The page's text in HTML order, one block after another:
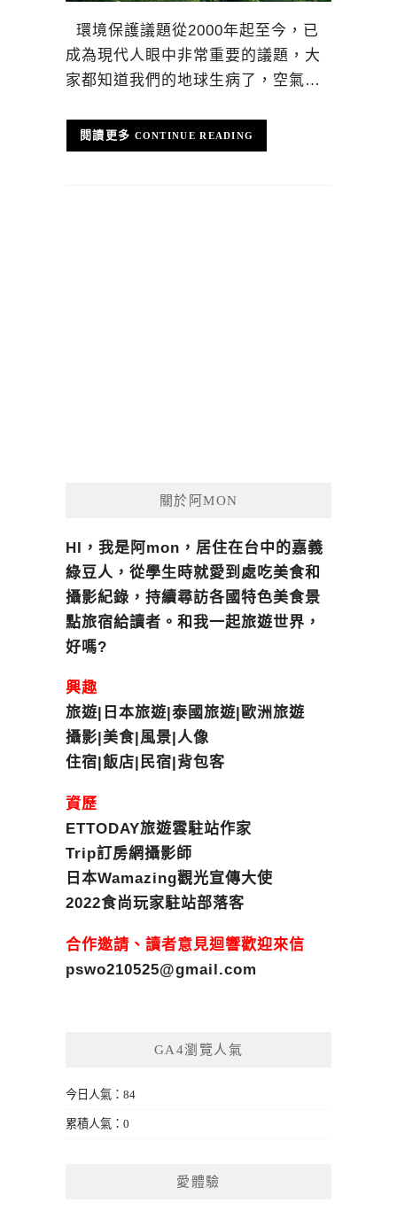
環境保護議題從2000年起至今，已
成為現代人眼中非常重要的議題，大
家都知道我們的地球生病了，空氣…
CONTINUE READING
關於阿MON
HI，我是阿mon，居住在台中的嘉義
綠豆人，從學生時就愛到處吃美食和
攝影紀錄，持續尋訪各國特色美食景
點旅宿給讀者。和我一起旅遊世界，
好嗎?
興趣
旅遊|日本旅遊|泰國旅遊|歐洲旅遊
攝影|美食|風景|人像
住宿|飯店|民宿|背包客
資歷
ETTODAY旅遊雲駐站作家
Trip訂房網攝影師
日本Wamazing觀光宣傳大使
2022食尚玩家駐站部落客
合作邀請、讀者意見迴響歡迎來信
pswo210525@gmail.com
GA4瀏覽人氣
今日人氣：84
累積人氣：0
愛體驗